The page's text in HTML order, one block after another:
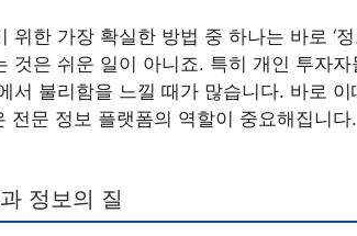
위한 가장 확실한 방법 중 하나는 바로 ‘
것은 쉬운 일이 아니죠. 특히 개인 투자
서 불리함을 느낄 때가 많습니다. 바로
전문 정보 플랫폼의 역할이 중요해집니다.
정보의 질